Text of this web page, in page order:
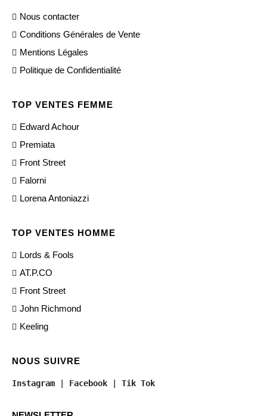
Nous contacter
Conditions Générales de Vente
Mentions Légales
Politique de Confidentialité
TOP VENTES FEMME
Edward Achour
Premiata
Front Street
Falorni
Lorena Antoniazzi
TOP VENTES HOMME
Lords & Fools
AT.P.CO
Front Street
John Richmond
Keeling
NOUS SUIVRE
Instagram | Facebook | Tik Tok